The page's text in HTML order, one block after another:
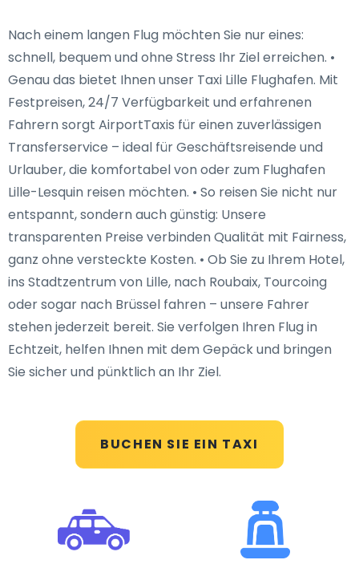
BUCHEN SIE EIN TAXI
Nach einem langen Flug möchten Sie nur eines:
schnell, bequem und ohne Stress Ihr Ziel erreichen. •
Genau das bietet Ihnen unser Taxi Lille Flughafen. Mit
Festpreisen, 24/7 Verfügbarkeit und erfahrenen
Fahrern sorgt AirportTaxis für einen zuverlässigen
Transferservice – ideal für Geschäftsreisende und
Urlauber, die komfortabel von oder zum Flughafen
Lille-Lesquin reisen möchten. • So reisen Sie nicht nur
entspannt, sondern auch günstig: Unsere
transparenten Preise verbinden Qualität mit Fairness,
ganz ohne versteckte Kosten. • Ob Sie zu Ihrem Hotel,
ins Stadtzentrum von Lille, nach Roubaix, Tourcoing
oder sogar nach Brüssel fahren – unsere Fahrer
stehen jederzeit bereit. Sie verfolgen Ihren Flug in
Echtzeit, helfen Ihnen mit dem Gepäck und bringen
Sie sicher und pünktlich an Ihr Ziel.